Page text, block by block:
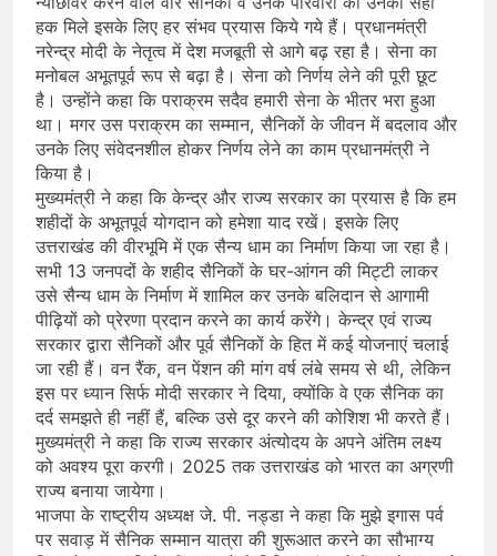
हक मिले इसके लिए हर संभव प्रयास किये गये हैं। प्रधानमंत्री
नरेन्द्र मोदी के नेतृत्व में देश मजबूती से आगे बढ़ रहा है। सेना का
मनोबल अभूतपूर्व रूप से बढ़ा है। सेना को निर्णय लेने की पूरी छूट
है। उन्होंने कहा कि पराक्रम सदैव हमारी सेना के भीतर भरा हुआ
था। मगर उस पराक्रम का सम्मान, सैनिकों के जीवन में बदलाव और
उनके लिए संवेदनशील होकर निर्णय लेने का काम प्रधानमंत्री ने
किया है।
मुख्यमंत्री ने कहा कि केन्द्र और राज्य सरकार का प्रयास है कि हम
शहीदों के अभूतपूर्व योगदान को हमेशा याद रखें। इसके लिए
उत्तराखंड की वीरभूमि में एक सैन्य धाम का निर्माण किया जा रहा है।
सभी 13 जनपदों के शहीद सैनिकों के घर-आंगन की मिट्टी लाकर
उसे सैन्य धाम के निर्माण में शामिल कर उनके बलिदान से आगामी
पीढ़ियों को प्रेरणा प्रदान करने का कार्य करेंगे। केन्द्र एवं राज्य
सरकार द्वारा सैनिकों और पूर्व सैनिकों के हित में कई योजनाएं चलाई
जा रही हैं। वन रैंक, वन पेंशन की मांग वर्ष लंबे समय से थी, लेकिन
इस पर ध्यान सिर्फ मोदी सरकार ने दिया, क्योंकि वे एक सैनिक का
दर्द समझते ही नहीं हैं, बल्कि उसे दूर करने की कोशिश भी करते हैं।
मुख्यमंत्री ने कहा कि राज्य सरकार अंत्योदय के अपने अंतिम लक्ष्य
को अवश्य पूरा करगी। 2025 तक उत्तराखंड को भारत का अग्रणी
राज्य बनाया जायेगा।
भाजपा के राष्ट्रीय अध्यक्ष जे. पी. नड्डा ने कहा कि मुझे इगास पर्व
पर सवाड़ में सैनिक सम्मान यात्रा की शुरूआत करने का सौभाग्य